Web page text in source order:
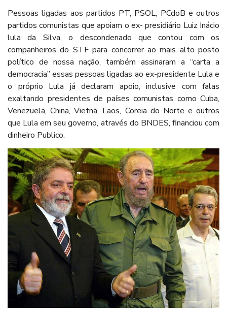
Pessoas ligadas aos partidos PT, PSOL, PCdoB e outros
partidos comunistas que apoiam o ex- presidiário Luiz Inácio
lula da Silva, o descondenado que contou com os
companheiros do STF para concorrer ao mais alto posto
político de nossa nação, também assinaram a “carta a
democracia” essas pessoas ligadas ao ex-presidente Lula e
o próprio Lula já declaram apoio, inclusive com falas
exaltando presidentes de países comunistas como Cuba,
Venezuela, China, Vietnã, Laos, Coreia do Norte e outros
que Lula em seu governo, através do BNDES, financiou com
dinheiro Publico.